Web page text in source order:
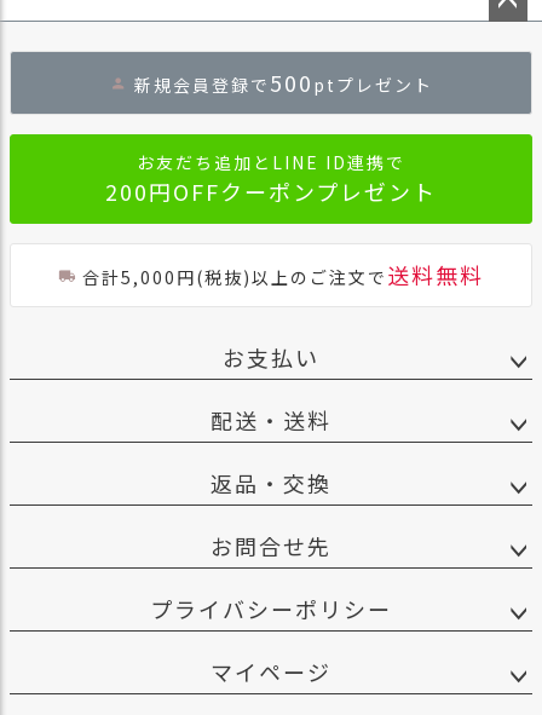
へ
新規会員登録で 500 ptプレゼント
お友だち追加とLINE ID連携で
200円OFFクーポンプレゼント
合計5,000円(税抜)以上のご注文で 送料無料
お支払い
配送・送料
返品・交換
お問合せ先
プライバシーポリシー
マイページ